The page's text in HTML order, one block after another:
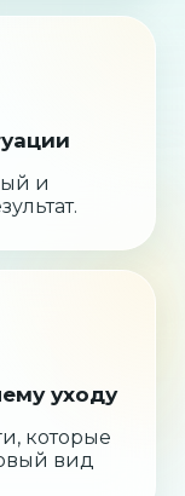
и
уходу
которые
вид